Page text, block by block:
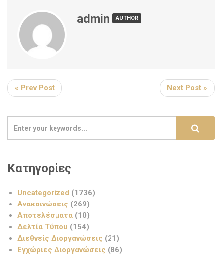
admin AUTHOR
« Prev Post Next Post »
Κατηγορίες
Uncategorized (1736)
Ανακοινώσεις (269)
Αποτελέσματα (10)
Δελτία Τύπου (154)
Διεθνείς Διοργανώσεις (21)
Εγχώριες Διοργανώσεις (86)